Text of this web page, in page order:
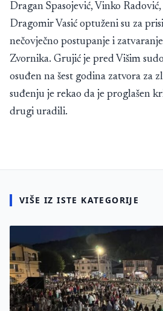
Dragan Spasojević, Vinko
Dragomir Vasić optuženi su za
nečovječno postupanje i
Zvornika. Grujić je pred Višim
osuđen na šest godina zatvora za
suđenju je rekao da je proglašen
drugi uradili.
VIŠE IZ ISTE KATEGORIJE